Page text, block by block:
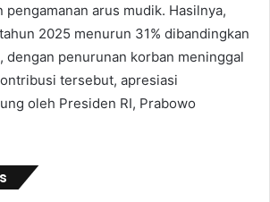
pengamanan arus mudik. Hasilnya,
2025 menurun 31% dibandingkan
dengan penurunan korban meninggal
tersebut, apresiasi
oleh Presiden RI, Prabowo